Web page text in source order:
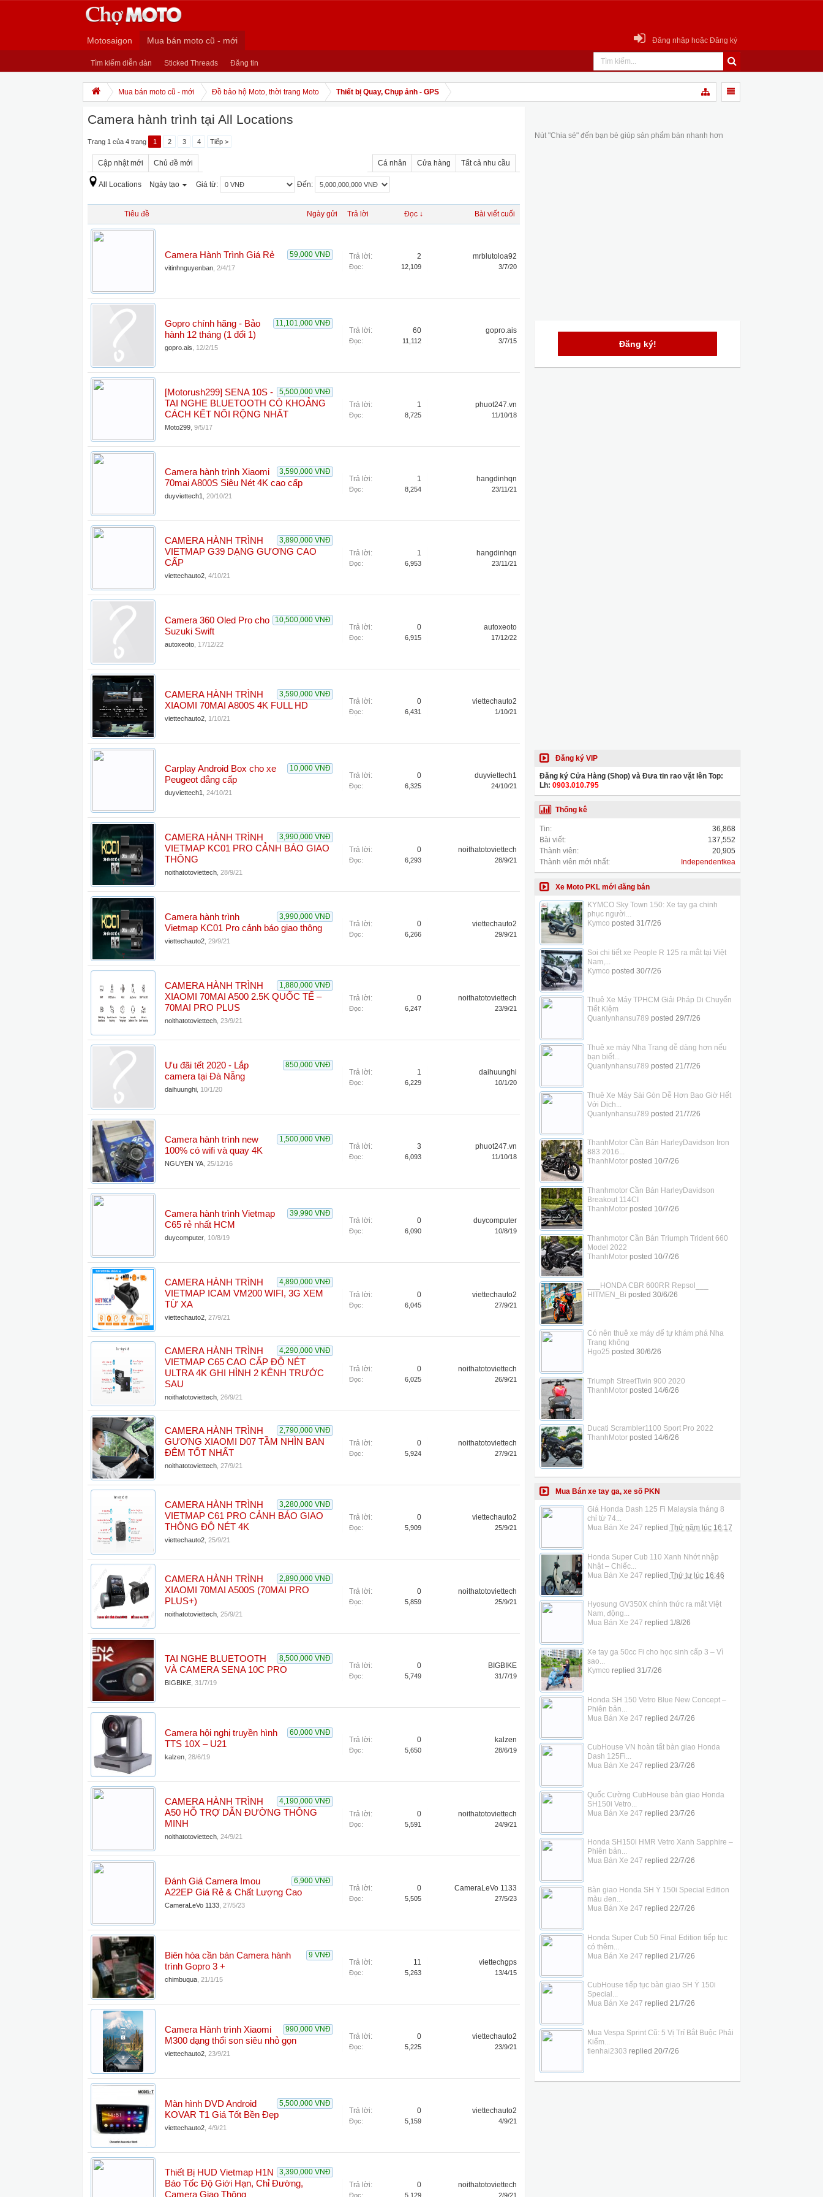
Motosaigon Mua bán moto cũ - mới
Tìm kiếm diễn đàn Sticked Threads Đăng tin
Đăng nhập hoặc Đăng ký
Mua bán moto cũ - mới Đồ bảo hộ Moto, thời trang Moto Thiết bị Quay, Chụp ảnh - GPS
Camera hành trình tại All Locations
Trang 1 của 4 trang 1 2 3 4 Tiếp >
Cập nhật mới Chủ đề mới Cá nhân Cửa hàng Tất cả nhu cầu
All Locations Ngày tạo Giá từ: Đến:
Tiêu đề Ngày gửi Trả lời Đọc ↓ Bài viết cuối
59,000 VNĐ
Camera Hành Trình Giá Rẻ
vitinhnguyenban 2/4/17
Trả lời: 2
Đọc: 12,109
mrblutoloa92
3/7/20
11,101,000 VNĐ
Gopro chính hãng - Bảo
hành 12 tháng (1 đổi 1)
gopro.ais 12/2/15
Trả lời: 60
Đọc: 11,112
gopro.ais
3/7/15
5,500,000 VNĐ
[Motorush299] SENA 10S -
TAI NGHE BLUETOOTH CÓ KHOẢNG
CÁCH KẾT NỐI RỘNG NHẤT
Moto299 9/5/17
Trả lời: 1
Đọc: 8,725
phuot247.vn
11/10/18
3,590,000 VNĐ
Camera hành trình Xiaomi
70mai A800S Siêu Nét 4K cao cấp
duyviettech1 20/10/21
Trả lời: 1
Đọc: 8,254
hangdinhqn
23/11/21
3,890,000 VNĐ
CAMERA HÀNH TRÌNH
VIETMAP G39 DẠNG GƯƠNG CAO
CẤP
viettechauto2 4/10/21
Trả lời: 1
Đọc: 6,953
hangdinhqn
23/11/21
10,500,000 VNĐ
Camera 360 Oled Pro cho
Suzuki Swift
autoxeoto 17/12/22
Trả lời: 0
Đọc: 6,915
autoxeoto
17/12/22
3,590,000 VNĐ
CAMERA HÀNH TRÌNH
XIAOMI 70MAI A800S 4K FULL HD
viettechauto2 1/10/21
Trả lời: 0
Đọc: 6,431
viettechauto2
1/10/21
10,000 VNĐ
Carplay Android Box cho xe
Peugeot đẳng cấp
duyviettech1 24/10/21
Trả lời: 0
Đọc: 6,325
duyviettech1
24/10/21
3,990,000 VNĐ
CAMERA HÀNH TRÌNH
VIETMAP KC01 PRO CẢNH BÁO GIAO
THÔNG
noithatotoviettech 28/9/21
Trả lời: 0
Đọc: 6,293
noithatotoviettech
28/9/21
3,990,000 VNĐ
Camera hành trình
Vietmap KC01 Pro cảnh báo giao thông
viettechauto2 29/9/21
Trả lời: 0
Đọc: 6,266
viettechauto2
29/9/21
1,880,000 VNĐ
CAMERA HÀNH TRÌNH
XIAOMI 70MAI A500 2.5K QUỐC TẾ –
70MAI PRO PLUS
noithatotoviettech 23/9/21
Trả lời: 0
Đọc: 6,247
noithatotoviettech
23/9/21
850,000 VNĐ
Ưu đãi tết 2020 - Lắp
camera tại Đà Nẵng
daihuunghi 10/1/20
Trả lời: 1
Đọc: 6,229
daihuunghi
10/1/20
1,500,000 VNĐ
Camera hành trình new
100% có wifi và quay 4K
NGUYEN YA 25/12/16
Trả lời: 3
Đọc: 6,093
phuot247.vn
11/10/18
39,990 VNĐ
Camera hành trình Vietmap
C65 rẻ nhất HCM
duycomputer 10/8/19
Trả lời: 0
Đọc: 6,090
duycomputer
10/8/19
4,890,000 VNĐ
CAMERA HÀNH TRÌNH
VIETMAP ICAM VM200 WIFI, 3G XEM
TỪ XA
viettechauto2 27/9/21
Trả lời: 0
Đọc: 6,045
viettechauto2
27/9/21
4,290,000 VNĐ
CAMERA HÀNH TRÌNH
VIETMAP C65 CAO CẤP ĐỘ NÉT
ULTRA 4K GHI HÌNH 2 KÊNH TRƯỚC
SAU
noithatotoviettech 26/9/21
Trả lời: 0
Đọc: 6,025
noithatotoviettech
26/9/21
2,790,000 VNĐ
CAMERA HÀNH TRÌNH
GƯƠNG XIAOMI D07 TẦM NHÌN BAN
ĐÊM TỐT NHẤT
noithatotoviettech 27/9/21
Trả lời: 0
Đọc: 5,924
noithatotoviettech
27/9/21
3,280,000 VNĐ
CAMERA HÀNH TRÌNH
VIETMAP C61 PRO CẢNH BÁO GIAO
THÔNG ĐỘ NÉT 4K
viettechauto2 25/9/21
Trả lời: 0
Đọc: 5,909
viettechauto2
25/9/21
2,890,000 VNĐ
CAMERA HÀNH TRÌNH
XIAOMI 70MAI A500S (70MAI PRO
PLUS+)
noithatotoviettech 25/9/21
Trả lời: 0
Đọc: 5,859
noithatotoviettech
25/9/21
8,500,000 VNĐ
TAI NGHE BLUETOOTH
VÀ CAMERA SENA 10C PRO
BIGBIKE 31/7/19
Trả lời: 0
Đọc: 5,749
BIGBIKE
31/7/19
60,000 VNĐ
Camera hội nghị truyền hình
TTS 10X – U21
kalzen 28/6/19
Trả lời: 0
Đọc: 5,650
kalzen
28/6/19
4,190,000 VNĐ
CAMERA HÀNH TRÌNH
A50 HỖ TRỢ DẪN ĐƯỜNG THÔNG
MINH
noithatotoviettech 24/9/21
Trả lời: 0
Đọc: 5,591
noithatotoviettech
24/9/21
6,900 VNĐ
Đánh Giá Camera Imou
A22EP Giá Rẻ & Chất Lượng Cao
CameraLeVo 1133 27/5/23
Trả lời: 0
Đọc: 5,505
CameraLeVo 1133
27/5/23
9 VNĐ
Biên hòa cần bán Camera hành
trình Gopro 3 +
chimbuqua 21/1/15
Trả lời: 11
Đọc: 5,263
viettechgps
13/4/15
990,000 VNĐ
Camera Hành trình Xiaomi
M300 dạng thổi son siêu nhỏ gọn
viettechauto2 23/9/21
Trả lời: 0
Đọc: 5,225
viettechauto2
23/9/21
5,500,000 VNĐ
Màn hình DVD Android
KOVAR T1 Giá Tốt Bền Đẹp
viettechauto2 4/9/21
Trả lời: 0
Đọc: 5,159
viettechauto2
4/9/21
3,390,000 VNĐ
Thiết Bị HUD Vietmap H1N
Báo Tốc Độ Giới Hạn, Chỉ Đường,
Camera Giao Thông
Trả lời: 0
Đọc: 5,129
noithatotoviettech
2/9/21
Nút "Chia sẻ" đến bạn bè giúp sản phẩm bán nhanh hơn
Đăng ký!
Đăng ký VIP
Đăng ký Cửa Hàng (Shop) và Đưa tin rao vặt lên Top:
Lh: 0903.010.795
Thống kê
Tin:
36,868
Bài viết:
137,552
Thành viên:
20,905
Thành viên mới nhất:
Independentkea
Xe Moto PKL mới đăng bán
KYMCO Sky Town 150: Xe tay ga chinh
phục người...
Kymco posted 31/7/26
Soi chi tiết xe People R 125 ra mắt tại Việt
Nam,...
Kymco posted 30/7/26
Thuê Xe Máy TPHCM Giải Pháp Di Chuyển
Tiết Kiệm
Quanlynhansu789 posted 29/7/26
Thuê xe máy Nha Trang dễ dàng hơn nếu
bạn biết...
Quanlynhansu789 posted 21/7/26
Thuê Xe Máy Sài Gòn Dễ Hơn Bao Giờ Hết
Với Dịch...
Quanlynhansu789 posted 21/7/26
ThanhMotor Cần Bán HarleyDavidson Iron
883 2016...
ThanhMotorposted 10/7/26
Thanhmotor Cần Bán HarleyDavidson
Breakout 114CI
ThanhMotorposted 10/7/26
Thanhmotor Cần Bán Triumph Trident 660
Model 2022
ThanhMotorposted 10/7/26
___HONDA CBR 600RR Repsol___
HITMEN_Bi posted 30/6/26
Có nên thuê xe máy để tự khám phá Nha
Trang không
Hgo25 posted 30/6/26
Triumph StreetTwin 900 2020
ThanhMotorposted 14/6/26
Ducati Scrambler1100 Sport Pro 2022
ThanhMotorposted 14/6/26
Mua Bán xe tay ga, xe số PKN
Giá Honda Dash 125 Fi Malaysia tháng 8
chỉ từ 74...
Mua Bán Xe 247 replied Thứ năm lúc 16:17
Honda Super Cub 110 Xanh Nhớt nhập
Nhật – Chiếc...
Mua Bán Xe 247 replied Thứ tư lúc 16:46
Hyosung GV350X chính thức ra mắt Việt
Nam, động...
Mua Bán Xe 247 replied 1/8/26
Xe tay ga 50cc Fi cho học sinh cấp 3 – Vì
sao...
Kymco replied 31/7/26
Honda SH 150 Vetro Blue New Concept –
Phiên bản...
Mua Bán Xe 247 replied 24/7/26
CubHouse VN hoàn tất bàn giao Honda
Dash 125Fi...
Mua Bán Xe 247 replied 23/7/26
Quốc Cường CubHouse bàn giao Honda
SH150i Vetro...
Mua Bán Xe 247 replied 23/7/26
Honda SH150i HMR Vetro Xanh Sapphire –
Phiên bản...
Mua Bán Xe 247 replied 22/7/26
Bàn giao Honda SH Ý 150i Special Edition
màu đen...
Mua Bán Xe 247 replied 22/7/26
Honda Super Cub 50 Final Edition tiếp tục
có thêm...
Mua Bán Xe 247 replied 21/7/26
CubHouse tiếp tục bàn giao SH Ý 150i
Special...
Mua Bán Xe 247 replied 21/7/26
Mua Vespa Sprint Cũ: 5 Vị Trí Bắt Buộc Phải
Kiểm...
tienhai2303 replied 20/7/26